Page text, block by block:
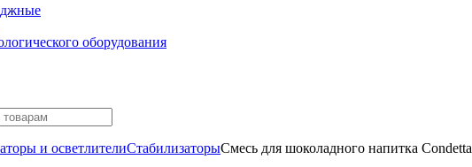
оборудования
и осветлителиСтабилизаторыСмесь для шоколадного напитка Condetta